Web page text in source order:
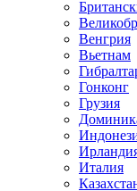
Венгрия
Вьетнам
Гонконг
Грузия
Италия